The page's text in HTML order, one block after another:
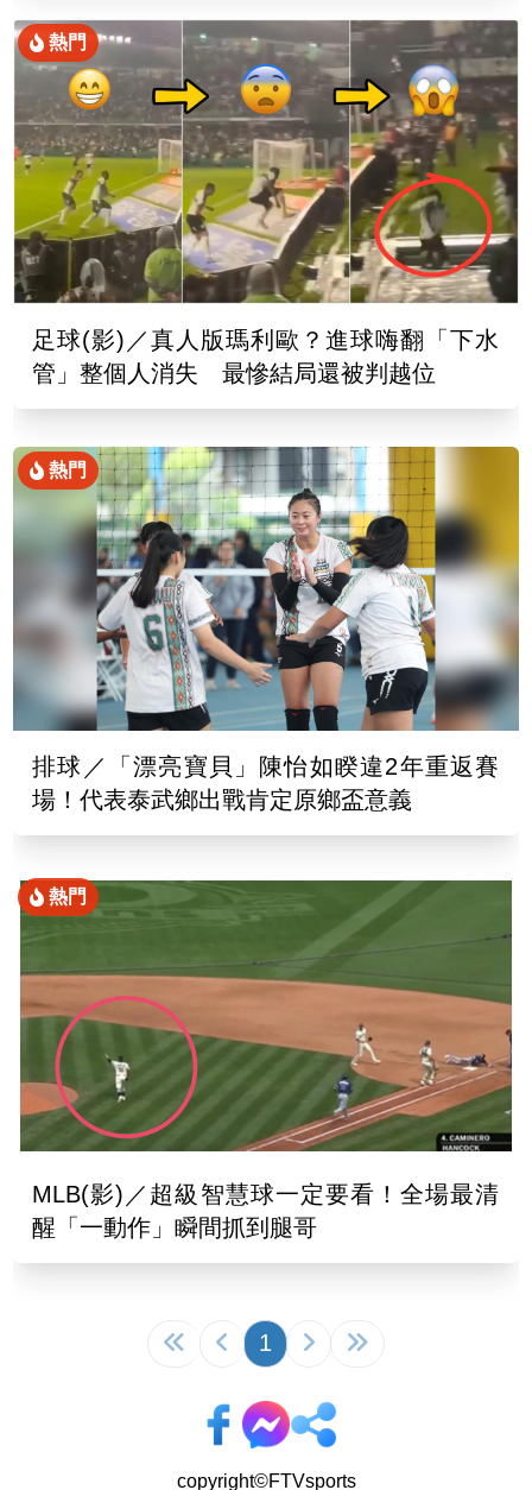
熱門
足球(影)／真人版瑪利歐？進球嗨翻「下水
管」整個人消失 最慘結局還被判越位
熱門
排球／「漂亮寶貝」陳怡如睽違2年重返賽
場！代表泰武鄉出戰肯定原鄉盃意義
熱門
MLB(影)／超級智慧球一定要看！全場最清
醒「一動作」瞬間抓到腿哥
1
copyright©FTVsports